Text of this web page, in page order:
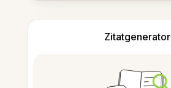
Zitatgenerator